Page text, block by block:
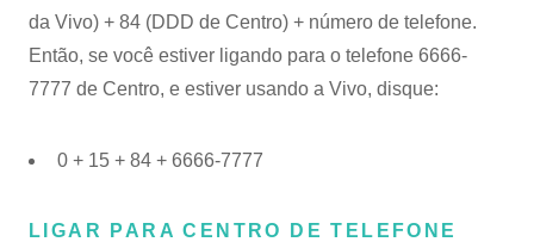
da Vivo) + 84 (DDD de Centro) + número de telefone.
Então, se você estiver ligando para o telefone 6666-
7777 de Centro, e estiver usando a Vivo, disque:
0 + 15 + 84 + 6666-7777
LIGAR PARA CENTRO DE TELEFONE